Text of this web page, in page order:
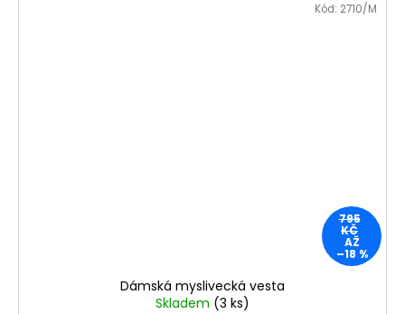
795
KČ
AŽ
–18 %
Dámská myslivecká vesta
Skladem (3 ks)
Kód: 2710/M